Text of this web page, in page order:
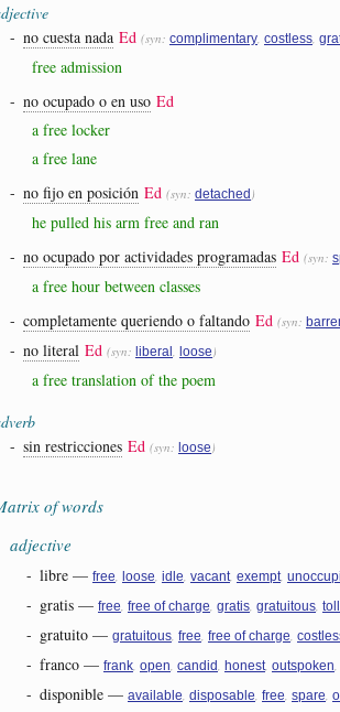
- no cuesta nada Ed (syn: complimentary, costless,
free admission
- no ocupado o en uso Ed
a free locker
a free lane
- no fijo en posición Ed (syn: detached )
he pulled his arm free and ran
- no ocupado por actividades programadas Ed (syn:
a free hour between classes
- completamente queriendo o faltando Ed (syn:
- no literal Ed (syn: liberal , loose)
a free translation of the poem
- sin restricciones Ed (syn: loose)
of words
adjective
- libre — free, loose, idle, vacant, exempt,
- gratis — free, free of charge, gratis, gratuitous,
- gratuito — gratuitous, free, free of charge,
- franco — frank, open, candid, honest, outspoken,
- disponible — available, disposable, free, spare,